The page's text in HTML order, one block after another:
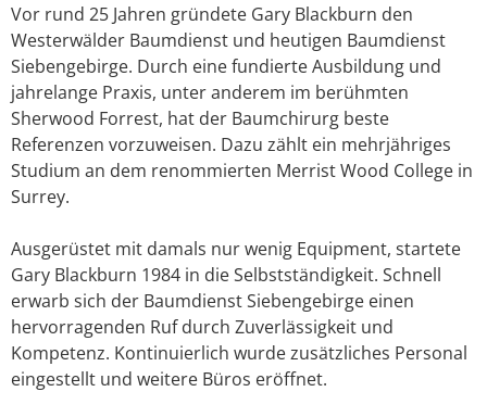
Vor rund 25 Jahren gründete Gary Blackburn den
Westerwälder Baumdienst und heutigen Baumdienst
Siebengebirge. Durch eine fundierte Ausbildung und
jahrelange Praxis, unter anderem im berühmten
Sherwood Forrest, hat der Baumchirurg beste
Referenzen vorzuweisen. Dazu zählt ein mehrjähriges
Studium an dem renommierten Merrist Wood College in
Surrey.
Ausgerüstet mit damals nur wenig Equipment, startete
Gary Blackburn 1984 in die Selbstständigkeit. Schnell
erwarb sich der Baumdienst Siebengebirge einen
hervorragenden Ruf durch Zuverlässigkeit und
Kompetenz. Kontinuierlich wurde zusätzliches Personal
eingestellt und weitere Büros eröffnet.